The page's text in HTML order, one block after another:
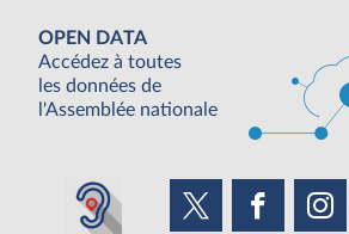
OPEN DATA
Accédez à toutes
les données de
l'Assemblée nationale